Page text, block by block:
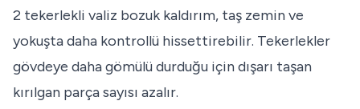
2 tekerlekli valiz bozuk kaldırım, taş zemin ve
yokuşta daha kontrollü hissettirebilir. Tekerlekler
gövdeye daha gömülü durduğu için dışarı taşan
kırılgan parça sayısı azalır.